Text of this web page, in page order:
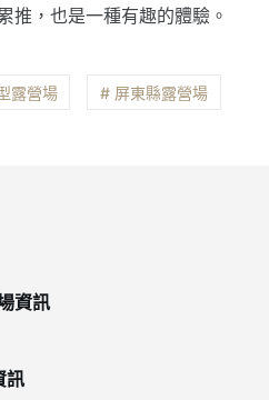
推，也是一種有趣的體驗。
露營場 # 屏東縣露營場
資訊
訊